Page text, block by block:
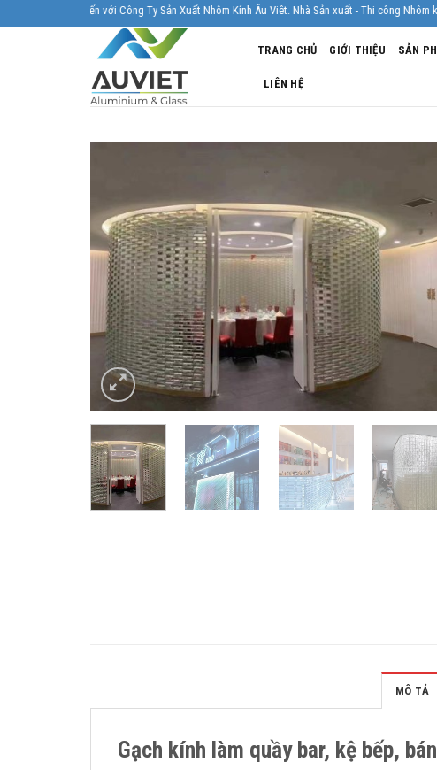
to
khách đã đến với Công Ty Sản Xuất Nhôm Kính Âu Viêt. Nhà Sản xuất - Thi công Nhôm kính uy
TRANG CHỦ GIỚI THIỆU SẢN
LIÊN HỆ
MÔ TẢ
Gạch kính làm quầy bar, kệ bếp,